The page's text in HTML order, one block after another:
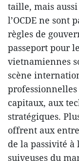
taille, mais
l’OCDE ne sont
règles de
passeport pour
vietnamiennes
scène
capitaux, aux
stratégiques.
offrent aux
de la passivité
suiveuses du